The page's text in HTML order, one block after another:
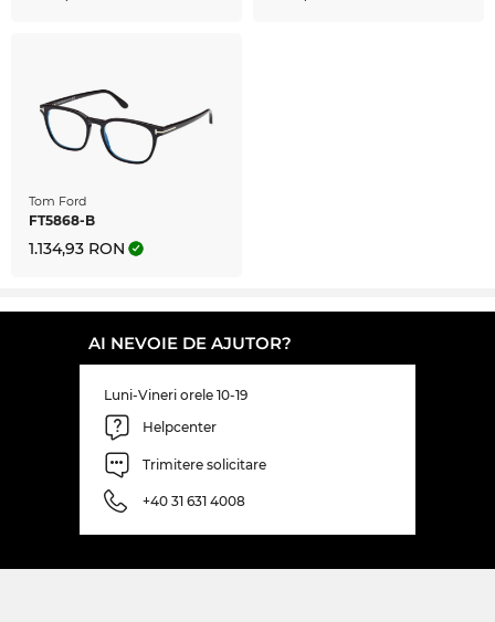
Tom Ford
FT5868-B
1.134,93 RON
AI NEVOIE DE AJUTOR?
Luni-Vineri orele 10-19
Helpcenter
Trimitere solicitare
+40 31 631 4008